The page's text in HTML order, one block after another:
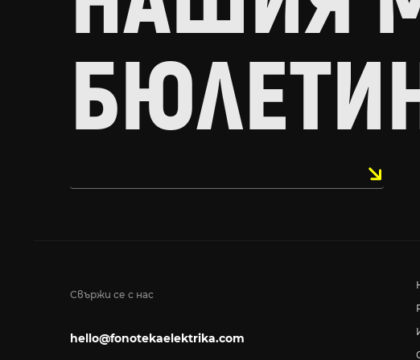
Свържи се с нас
hello@fonotekaelektrika.com